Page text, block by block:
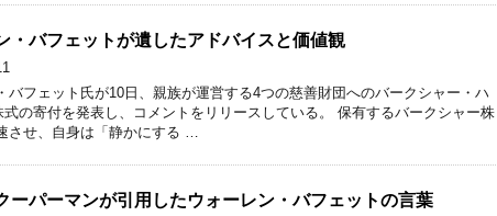
・バフェットが遺したアドバイスと価値観
バフェット氏が10日、親族が運営する4つの慈善財団へのバークシャー・ハ
の寄付を発表し、コメントをリリースしている。 保有するバークシャー株
させ、自身は「静かにする …
ーパーマンが引用したウォーレン・バフェットの言葉